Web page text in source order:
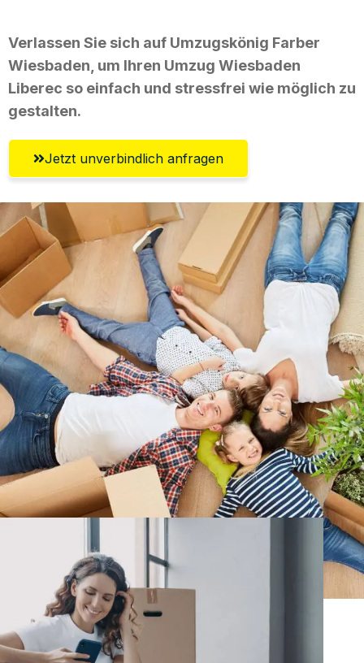
Verlassen Sie sich auf Umzugskönig Farber
Wiesbaden, um Ihren Umzug Wiesbaden
Liberec so einfach und stressfrei wie möglich zu
gestalten.
Jetzt unverbindlich anfragen